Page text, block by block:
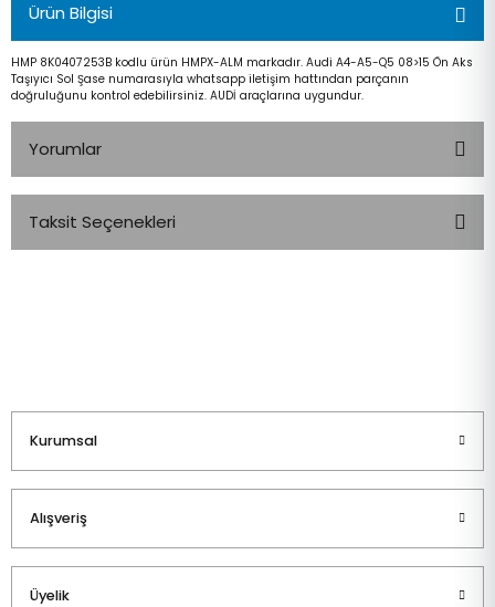
Ürün Bilgisi
HMP 8K0407253B kodlu ürün HMPX-ALM markadır. Audi A4-A5-Q5 08>15 Ön Aks
Taşıyıcı Sol Şase numarasıyla whatsapp iletişim hattından parçanın
doğruluğunu kontrol edebilirsiniz. AUDİ araçlarına uygundur.
Yorumlar
Taksit Seçenekleri
Kurumsal
Alışveriş
Üyelik